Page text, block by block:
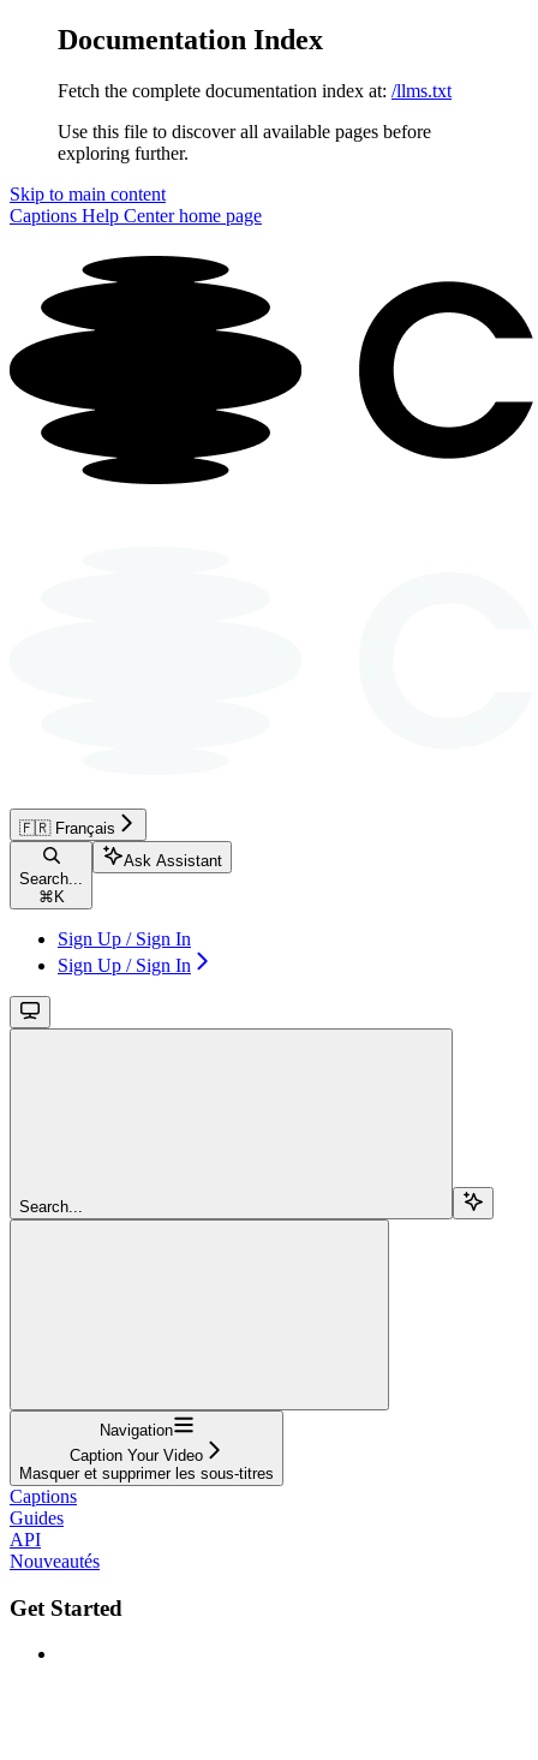
Documentation Index
Fetch the complete documentation index at: /llms.txt
Use this file to discover all available pages before
exploring further.
Skip to main content
Captions Help Centerhome page
🇫🇷 Français
Search...
⌘ K
Ask Assistant
Sign Up / Sign In
Sign Up / Sign In
Search...
Navigation
Caption Your Video
Masquer et supprimer les sous-titres
Captions
Guides
API
Nouveautés
Get Started